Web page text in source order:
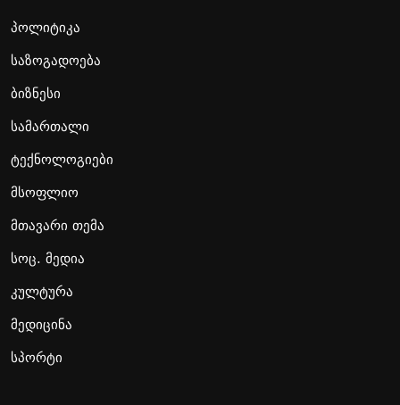
პოლიტიკა
საზოგადოება
ბიზნესი
სამართალი
ტექნოლოგიები
მსოფლიო
მთავარი თემა
სოც. მედია
კულტურა
მედიცინა
სპორტი